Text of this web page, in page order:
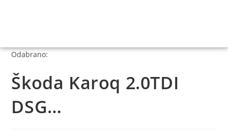
Odabrano:
Škoda Karoq 2.0TDI
DSG…